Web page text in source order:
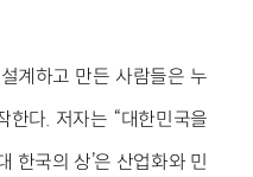
계하고 만든 사람들은 누
한다. 저자는 “대한민국을
한국의 상’은 산업화와 민